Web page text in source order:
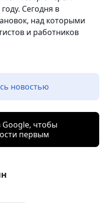
Сегодня в
над которыми
и работников
новостью
чтобы
первым